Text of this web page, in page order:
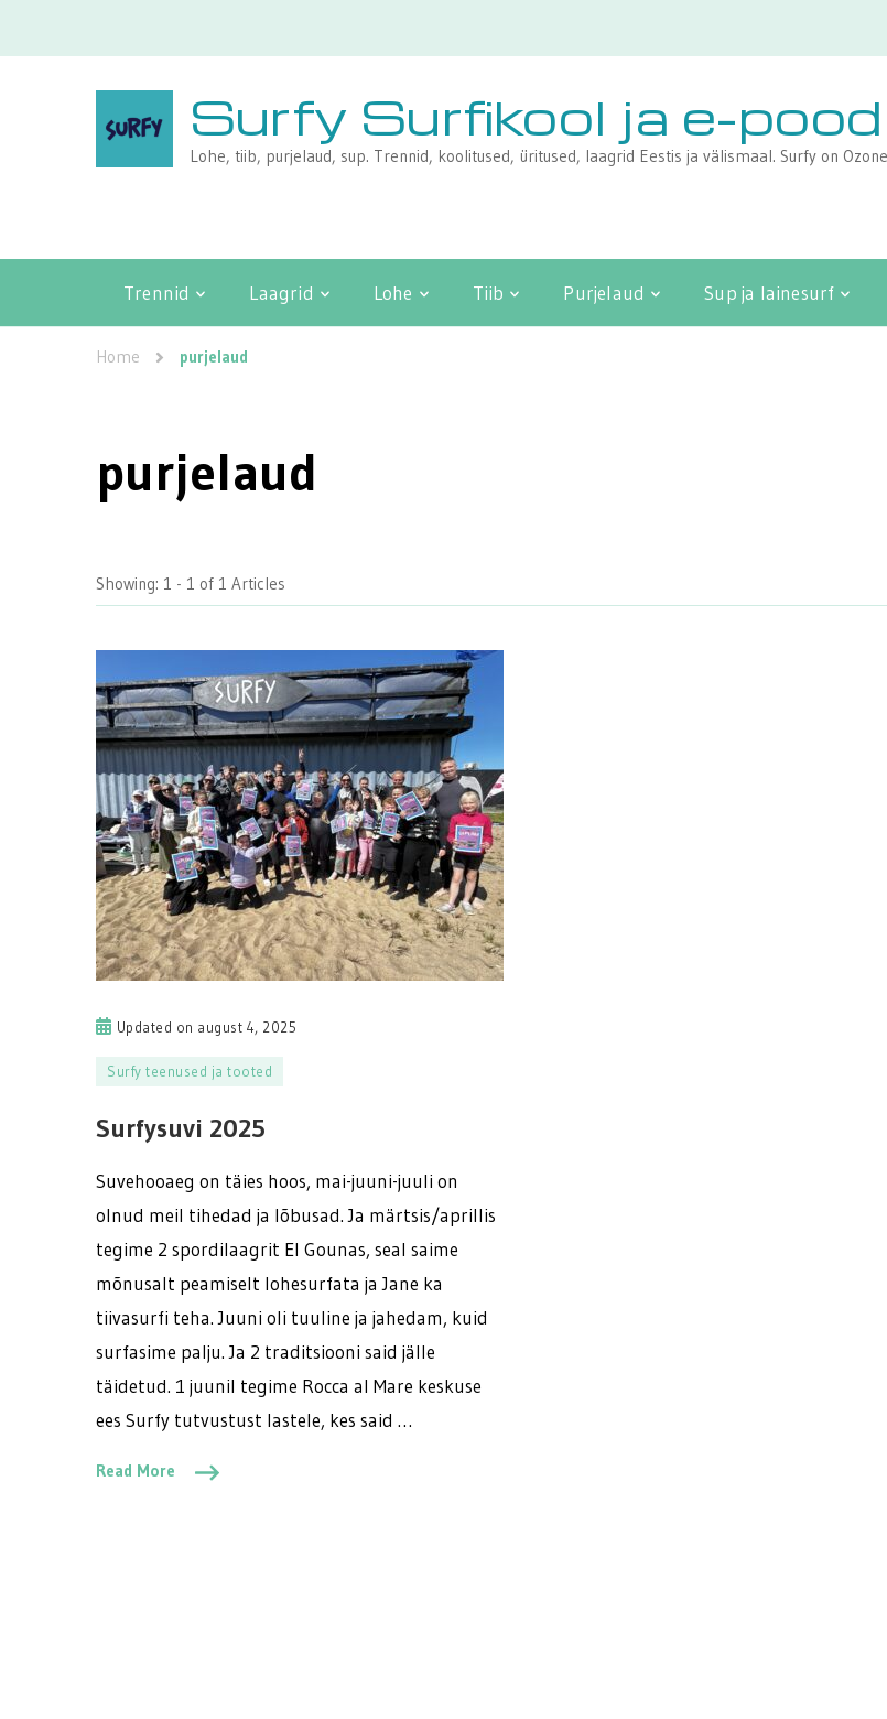
Surfy Surfikool ja e-pood
Lohe, tiib, purjelaud, sup. Trennid, koolitused, üritused, laagrid Eestis ja välismaal. Surfy on
Trennid Laagrid Lohe Tiib Purjelaud Sup ja lainesurf
Home purjelaud
purjelaud
Showing: 1 - 1 of 1 Articles
Updated on august 4, 2025
Surfy teenused ja tooted
Surfysuvi 2025
Suvehooaeg on täies hoos, mai-juuni-juuli on
olnud meil tihedad ja lõbusad. Ja märtsis/aprillis
tegime 2 spordilaagrit El Gounas, seal saime
mõnusalt peamiselt lohesurfata ja Jane ka
tiivasurfi teha. Juuni oli tuuline ja jahedam, kuid
surfasime palju. Ja 2 traditsiooni said jälle
täidetud. 1 juunil tegime Rocca al Mare keskuse
ees Surfy tutvustust lastele, kes said …
Read More